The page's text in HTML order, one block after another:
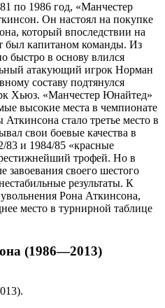
по 1986 год, «Манчестер
. Он настоял на покупке
, который впоследствии на
был капитаном команды. Из
быстро в основу влился
атакующий игрок Норман
составу подтянулся
Хьюз. «Манчестер Юнайтед»
высокие места в чемпионате
стало третье место в
свои боевые качества в
83 и 1984/85 «красные
трофей. Но в
завоевания своего шестого
результаты. К
Рона Аткинсона,
место в турнирной таблице
(1986—2013)